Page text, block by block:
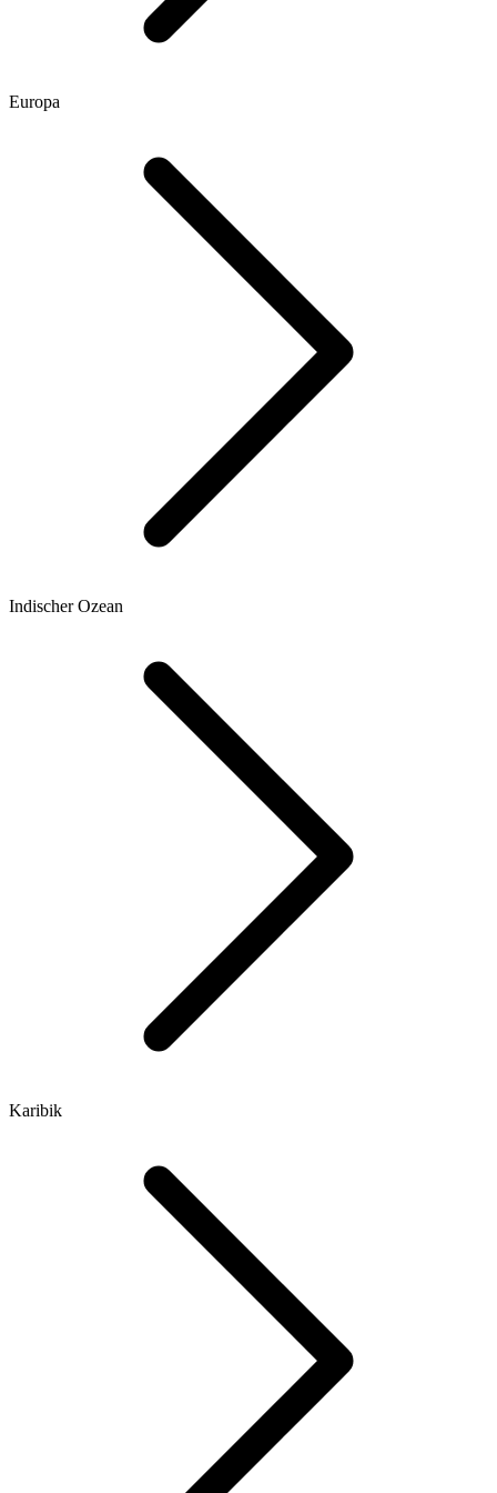
Europa
Indischer Ozean
Karibik